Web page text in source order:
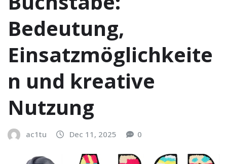
Bedeutung,
Einsatzmöglichkeite
n und kreative
Nutzung
ac1tu Dec 11, 2025 0